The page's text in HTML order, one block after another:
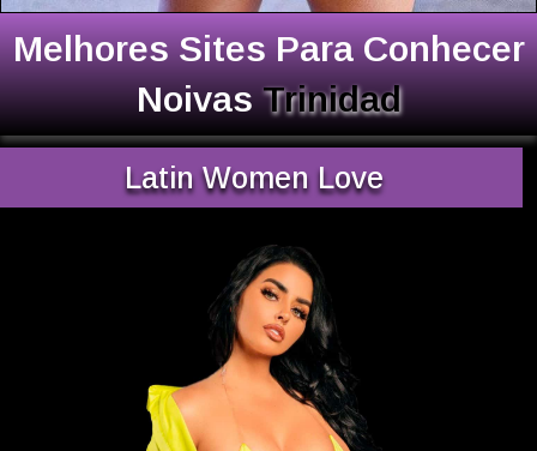
Melhores Sites Para Conhecer
NoivasTrinidad
Latin Women Love